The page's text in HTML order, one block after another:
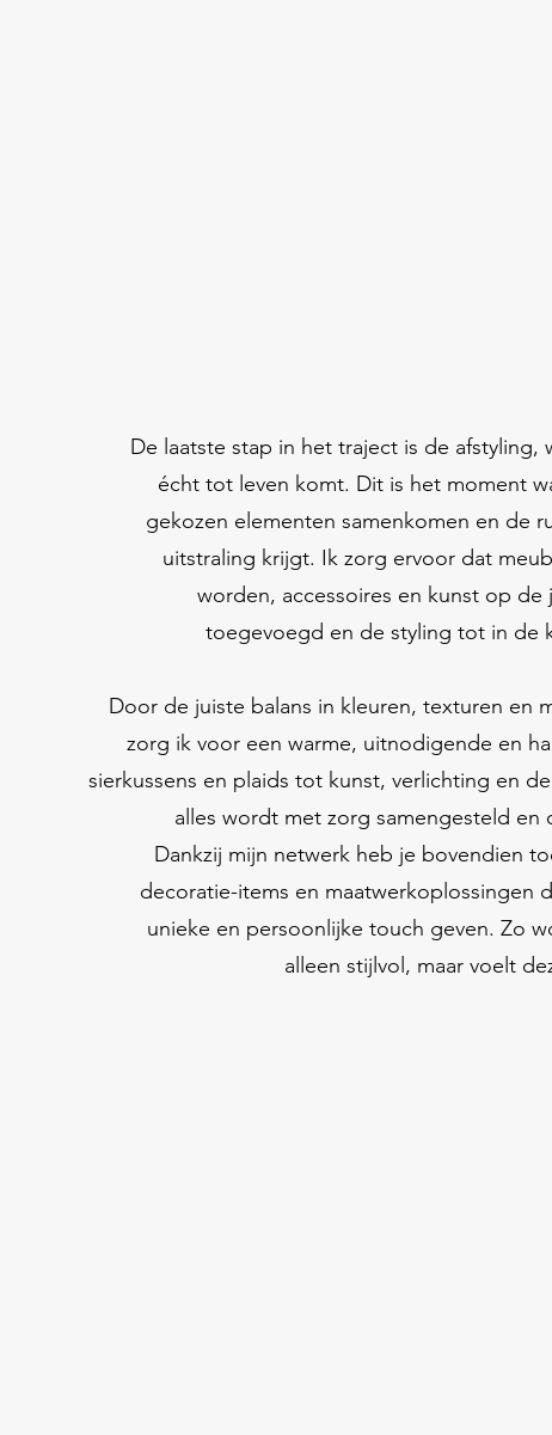
De laatste stap in het traject is de afstyling,
écht tot leven komt. Dit is het moment
gekozen elementen samenkomen en de
uitstraling krijgt. Ik zorg ervoor dat
worden, accessoires en kunst op de
toegevoegd en de styling tot in de
Door de juiste balans in kleuren, texturen en
zorg ik voor een warme, uitnodigende en
sierkussens en plaids tot kunst, verlichting en
alles wordt met zorg samengesteld en
Dankzij mijn netwerk heb je bovendien
decoratie-items en maatwerkoplossingen
unieke en persoonlijke touch geven. Zo
alleen stijlvol, maar voelt